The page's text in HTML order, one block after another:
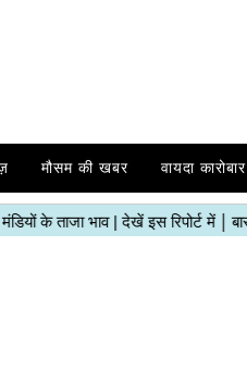
मौसम की खबर वायदा कारोबार